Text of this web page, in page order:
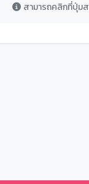
สามารถคลิกที่ปุ่ม